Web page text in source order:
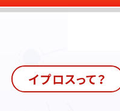
イプロスって？